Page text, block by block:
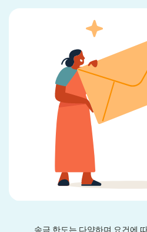
송금 한도는 다양하며 요건에